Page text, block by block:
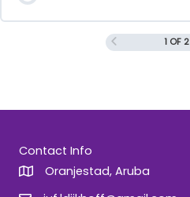
1 OF 2
Contact Info
Oranjestad, Aruba